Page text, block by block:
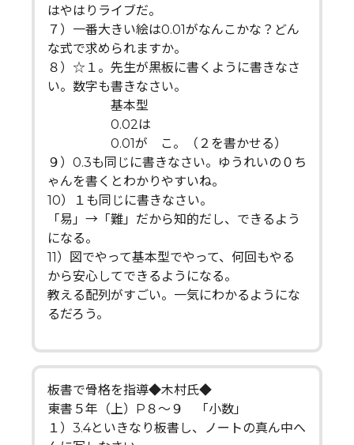
はやはりライブだ。
７）一番大きい絵は0.01がなんこかな？どん
な式で求められますか。
８）☆１。先生が黒板に書くように書きなさ
い。数字も書きなさい。
基本型
0.02は
0.01が こ。（２を書かせる）
９）0.3も同じに書きなさい。ゆうれいの０ち
ゃんを書くとわかりやすいね。
10）１も同じに書きなさい。
「易」→「難」だから知的だし、できるよう
になる。
11）図でやって基本型でやって、何回もやる
から安心してできるようになる。
教える配列がすごい。一気にわかるようにな
るだろう。
板書で骨格を指導◆木村氏◆
東書５年（上）P８～９ 「小数」
１）3.4といきなり板書し、ノートの真ん中へ